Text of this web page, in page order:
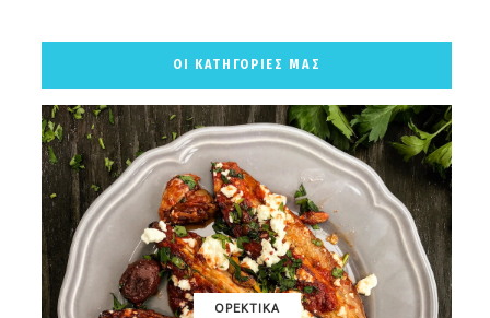
ΟΙ ΚΑΤΗΓΟΡΙΕΣ ΜΑΣ
ΟΡΕΚΤΙΚΑ